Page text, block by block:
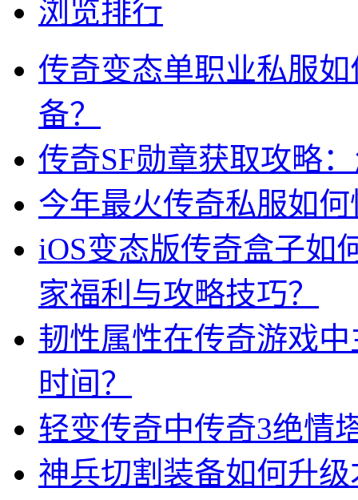
浏览排行
传奇变态单职业私服
备？
传奇SF勋章获取攻略
今年最火传奇私服如
iOS变态版传奇盒子如
家福利与攻略技巧？
韧性属性在传奇游戏
时间？
轻变传奇中传奇3绝情
神兵切割装备如何升